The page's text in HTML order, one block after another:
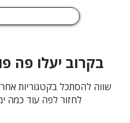
בקרוב יעלו פה
שווה להסתכל בקטגוריות
לחזור לפה עוד כמה